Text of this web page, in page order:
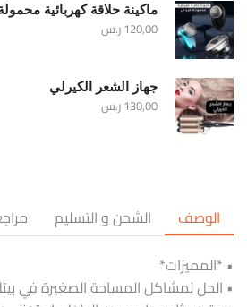
ماكينة حلاقة كهربائية
120,00ر.س
جهاز الشعر الكيرلي
130,00ر.س
الوصف الشحن و التسليم
• *المميزات*
• الحل لمشاكل المساحة الصغيرة في